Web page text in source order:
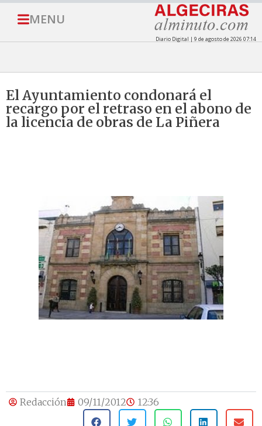
MENU
Diario Digital | 9 de agosto de 2026 07:14
El Ayuntamiento condonará el
recargo por el retraso en el abono de
la licencia de obras de La Piñera
Redacción 09/11/2012 12:36